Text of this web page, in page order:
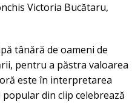
Victoria Bucătaru,
tânără de oameni de
pentru a păstra valoarea
este în interpretarea
din clip celebrează